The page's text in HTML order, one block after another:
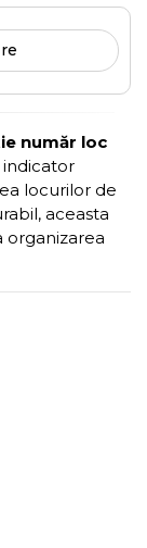
număr loc
locurilor de
aceasta
organizarea